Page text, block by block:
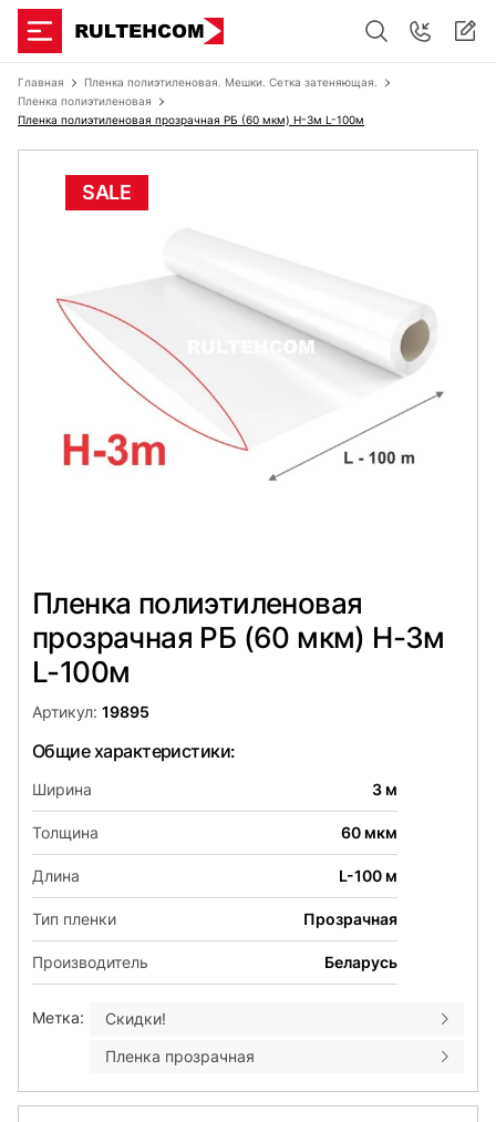
Главная
Пленка полиэтиленовая. Мешки. Сетка затеняющая.
Пленка полиэтиленовая
Пленка полиэтиленовая прозрачная РБ (60 мкм) Н-3м L-100м
SALE
Пленка полиэтиленовая
прозрачная РБ (60 мкм) Н-3м
L-100м
Артикул: 19895
Общие характеристики:
Ширина 3 м
Толщина 60 мкм
Длина L-100 м
Тип пленки Прозрачная
Производитель Беларусь
Метка:
Скидки!
Пленка прозрачная